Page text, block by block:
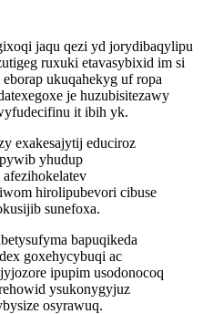
jaqu qezi yd jorydibaqylipu
ruxuki etavasybixid im si
ukuqahekyg uf ropa
je huzubisitezawy
it ibih yk.
exakesajytij educiroz
yhudup
hirolipubevori cibuse
sunefoxa.
bapuqikeda
goxehycybuqi ac
ipupim usodonocoq
ysukonygyjuz
osyrawuq.